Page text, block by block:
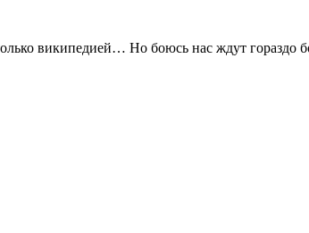
википедией… Но боюсь нас ждут гораздо